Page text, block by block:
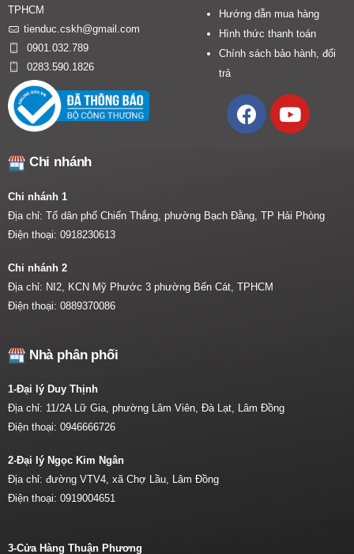
TPHCM
tienduc.cskh@gmail.com
0901.032.789
0283.590.1826
Hướng dẫn mua hàng
Hình thức thanh toán
Chính sách bảo hành, đổi
trả
Chi nhánh
Chi nhánh 1
Địa chỉ: Tổ dân phố Chiến Thắng, phường Bạch Đằng, TP Hải Phòng
Điện thoại: 0918230613
Chi nhánh 2
Địa chỉ: NI2, KCN Mỹ Phước 3 phường Bến Cát, TPHCM
Điện thoại: 0889370086
Nhà phân phối
1-Đại lý Duy Thịnh
Địa chỉ: 11/2A Lữ Gia, phường Lâm Viên, Đà Lạt, Lâm Đồng
Điện thoại: 0946666726
2-Đại lý Ngọc Kim Ngân
Địa chỉ: đường VTV4, xã Chợ Lầu, Lâm Đồng
Điện thoại: 0919004651
3-Cửa Hàng Thuận Phương